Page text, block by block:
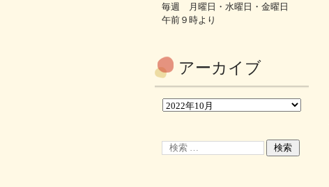
毎週 月曜日・水曜日・金曜日
午前９時より
アーカイブ